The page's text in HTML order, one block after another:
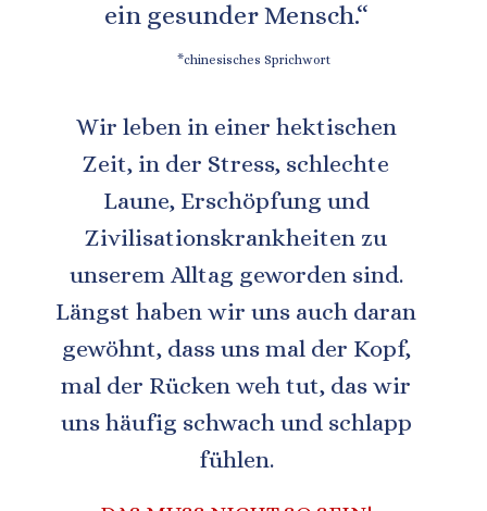
ein gesunderMensch.“
*chinesisches Sprichwort
Wir leben in einer hektischen
Zeit, in der Stress, schlechte
Laune, Erschöpfung und
Zivilisationskrankheiten zu
unserem Alltag geworden sind.
Längst haben wir uns auch daran
gewöhnt, dass uns mal der Kopf,
mal der Rücken weh tut, das wir
uns häufig schwach und schlapp
fühlen.